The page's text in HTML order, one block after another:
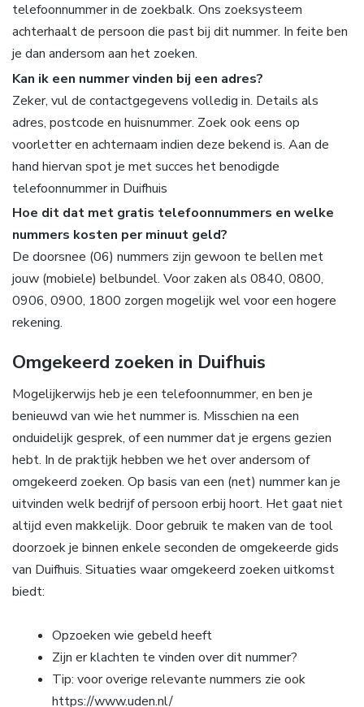
telefoonnummer in de zoekbalk. Ons zoeksysteem
achterhaalt de persoon die past bij dit nummer. In feite ben
je dan andersom aan het zoeken.
Kan ik een nummer vinden bij een adres?
Zeker, vul de contactgegevens volledig in. Details als
adres, postcode en huisnummer. Zoek ook eens op
voorletter en achternaam indien deze bekend is. Aan de
hand hiervan spot je met succes het benodigde
telefoonnummer in Duifhuis
Hoe dit dat met gratis telefoonnummers en welke
nummers kosten per minuut geld?
De doorsnee (06) nummers zijn gewoon te bellen met
jouw (mobiele) belbundel. Voor zaken als 0840, 0800,
0906, 0900, 1800 zorgen mogelijk wel voor een hogere
rekening.
Omgekeerd zoeken in Duifhuis
Mogelijkerwijs heb je een telefoonnummer, en ben je
benieuwd van wie het nummer is. Misschien na een
onduidelijk gesprek, of een nummer dat je ergens gezien
hebt. In de praktijk hebben we het over andersom of
omgekeerd zoeken. Op basis van een (net) nummer kan je
uitvinden welk bedrijf of persoon erbij hoort. Het gaat niet
altijd even makkelijk. Door gebruik te maken van de tool
doorzoek je binnen enkele seconden de omgekeerde gids
van Duifhuis. Situaties waar omgekeerd zoeken uitkomst
biedt:
Opzoeken wie gebeld heeft
Zijn er klachten te vinden over dit nummer?
Tip: voor overige relevante nummers zie ook
https://www.uden.nl/